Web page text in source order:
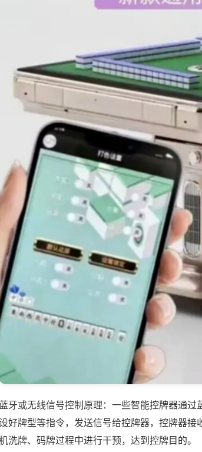
蓝牙或无线信号控制原理：一些智能控牌器通
好牌型等指令，发送信号给控牌器，控牌器
洗牌、码牌过程中进行干预，达到控牌目的。